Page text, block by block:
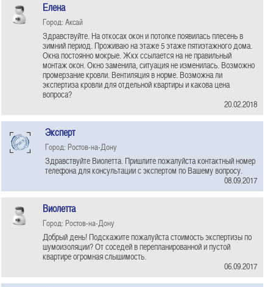
Елена
Город: Аксай
Здравствуйте. На откосах окон и потолке появилась плесень в
зимний период. Проживаю на этаже 5 этаже пятиэтажного дома.
Окна постоянно мокрые. Жкх ссылается на не правильный
монтаж окон. Окно заменила, ситуация не изменилась. Возможно
промерзание кровли. Вентиляция в норме. Возможна ли
экспертиза кровли для отдельной квартиры и какова цена
вопроса?
20.02.2018
Эксперт
Город: Ростов-на-Дону
Здравствуйте Виолетта. Пришлите пожалуйста контактный номер
телефона для консультации с экспертом по Вашему вопросу.
08.09.2017
Виолетта
Город: Ростов-на-Дону
Добрый день! Подскажите пожалуйста стоимость экспертизы по
шумоизоляции? От соседей в перепланированной и пустой
квартире огромная слышимость.
06.09.2017